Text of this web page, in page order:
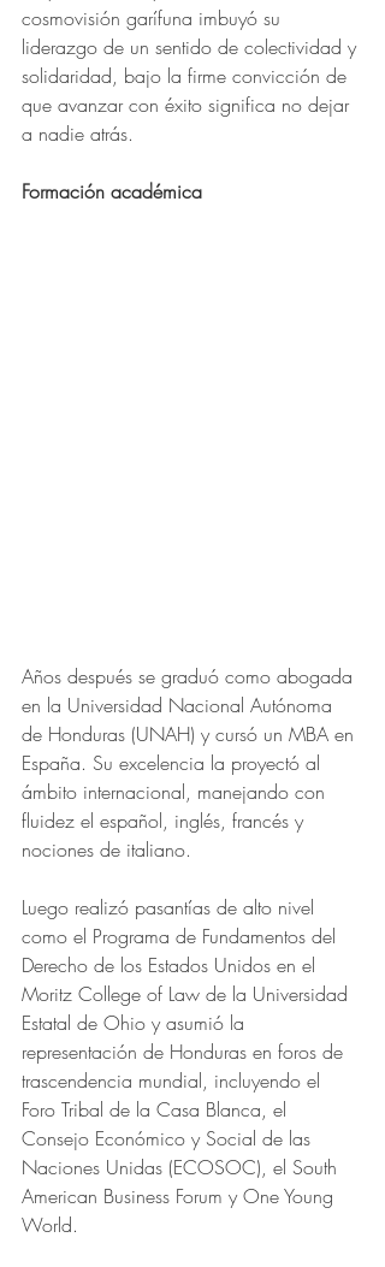
cosmovisión garífuna imbuyó su
liderazgo de un sentido de colectividad y
solidaridad, bajo la firme convicción de
que avanzar con éxito significa no dejar
a nadie atrás.
Formación académica
Años después se graduó como abogada
en la Universidad Nacional Autónoma
de Honduras (UNAH) y cursó un MBA en
España. Su excelencia la proyectó al
ámbito internacional, manejando con
fluidez el español, inglés, francés y
nociones de italiano.
Luego realizó pasantías de alto nivel
como el Programa de Fundamentos del
Derecho de los Estados Unidos en el
Moritz College of Law de la Universidad
Estatal de Ohio y asumió la
representación de Honduras en foros de
trascendencia mundial, incluyendo el
Foro Tribal de la Casa Blanca, el
Consejo Económico y Social de las
Naciones Unidas (ECOSOC), el South
American Business Forum y One Young
World.